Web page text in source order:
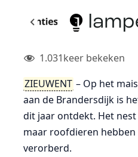
1.031keer bekeken
ZIEUWENT – Op het
aan de Brandersdijk is
dit jaar ontdekt. Het
maar roofdieren
verorberd.